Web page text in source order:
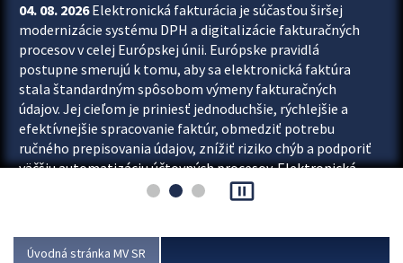
04. 08. 2026Elektronická fakturácia je súčasťou širšej
modernizácie systému DPH a digitalizácie fakturačných
procesov v celej Európskej únii. Európske pravidlá
postupne smerujú k tomu, aby sa elektronická faktúra
stala štandardným spôsobom výmeny fakturačných
údajov. Jej cieľom je priniesť jednoduchšie, rýchlejšie a
efektívnejšie spracovanie faktúr, obmedziť potrebu
ručného prepisovania údajov, znížiť riziko chýb a podporiť
väčšiu automatizáciu účtovných procesov. Elektronická
fakturácia preto nepredstavuje...
pause_presentation
Úvodná stránka MV SR